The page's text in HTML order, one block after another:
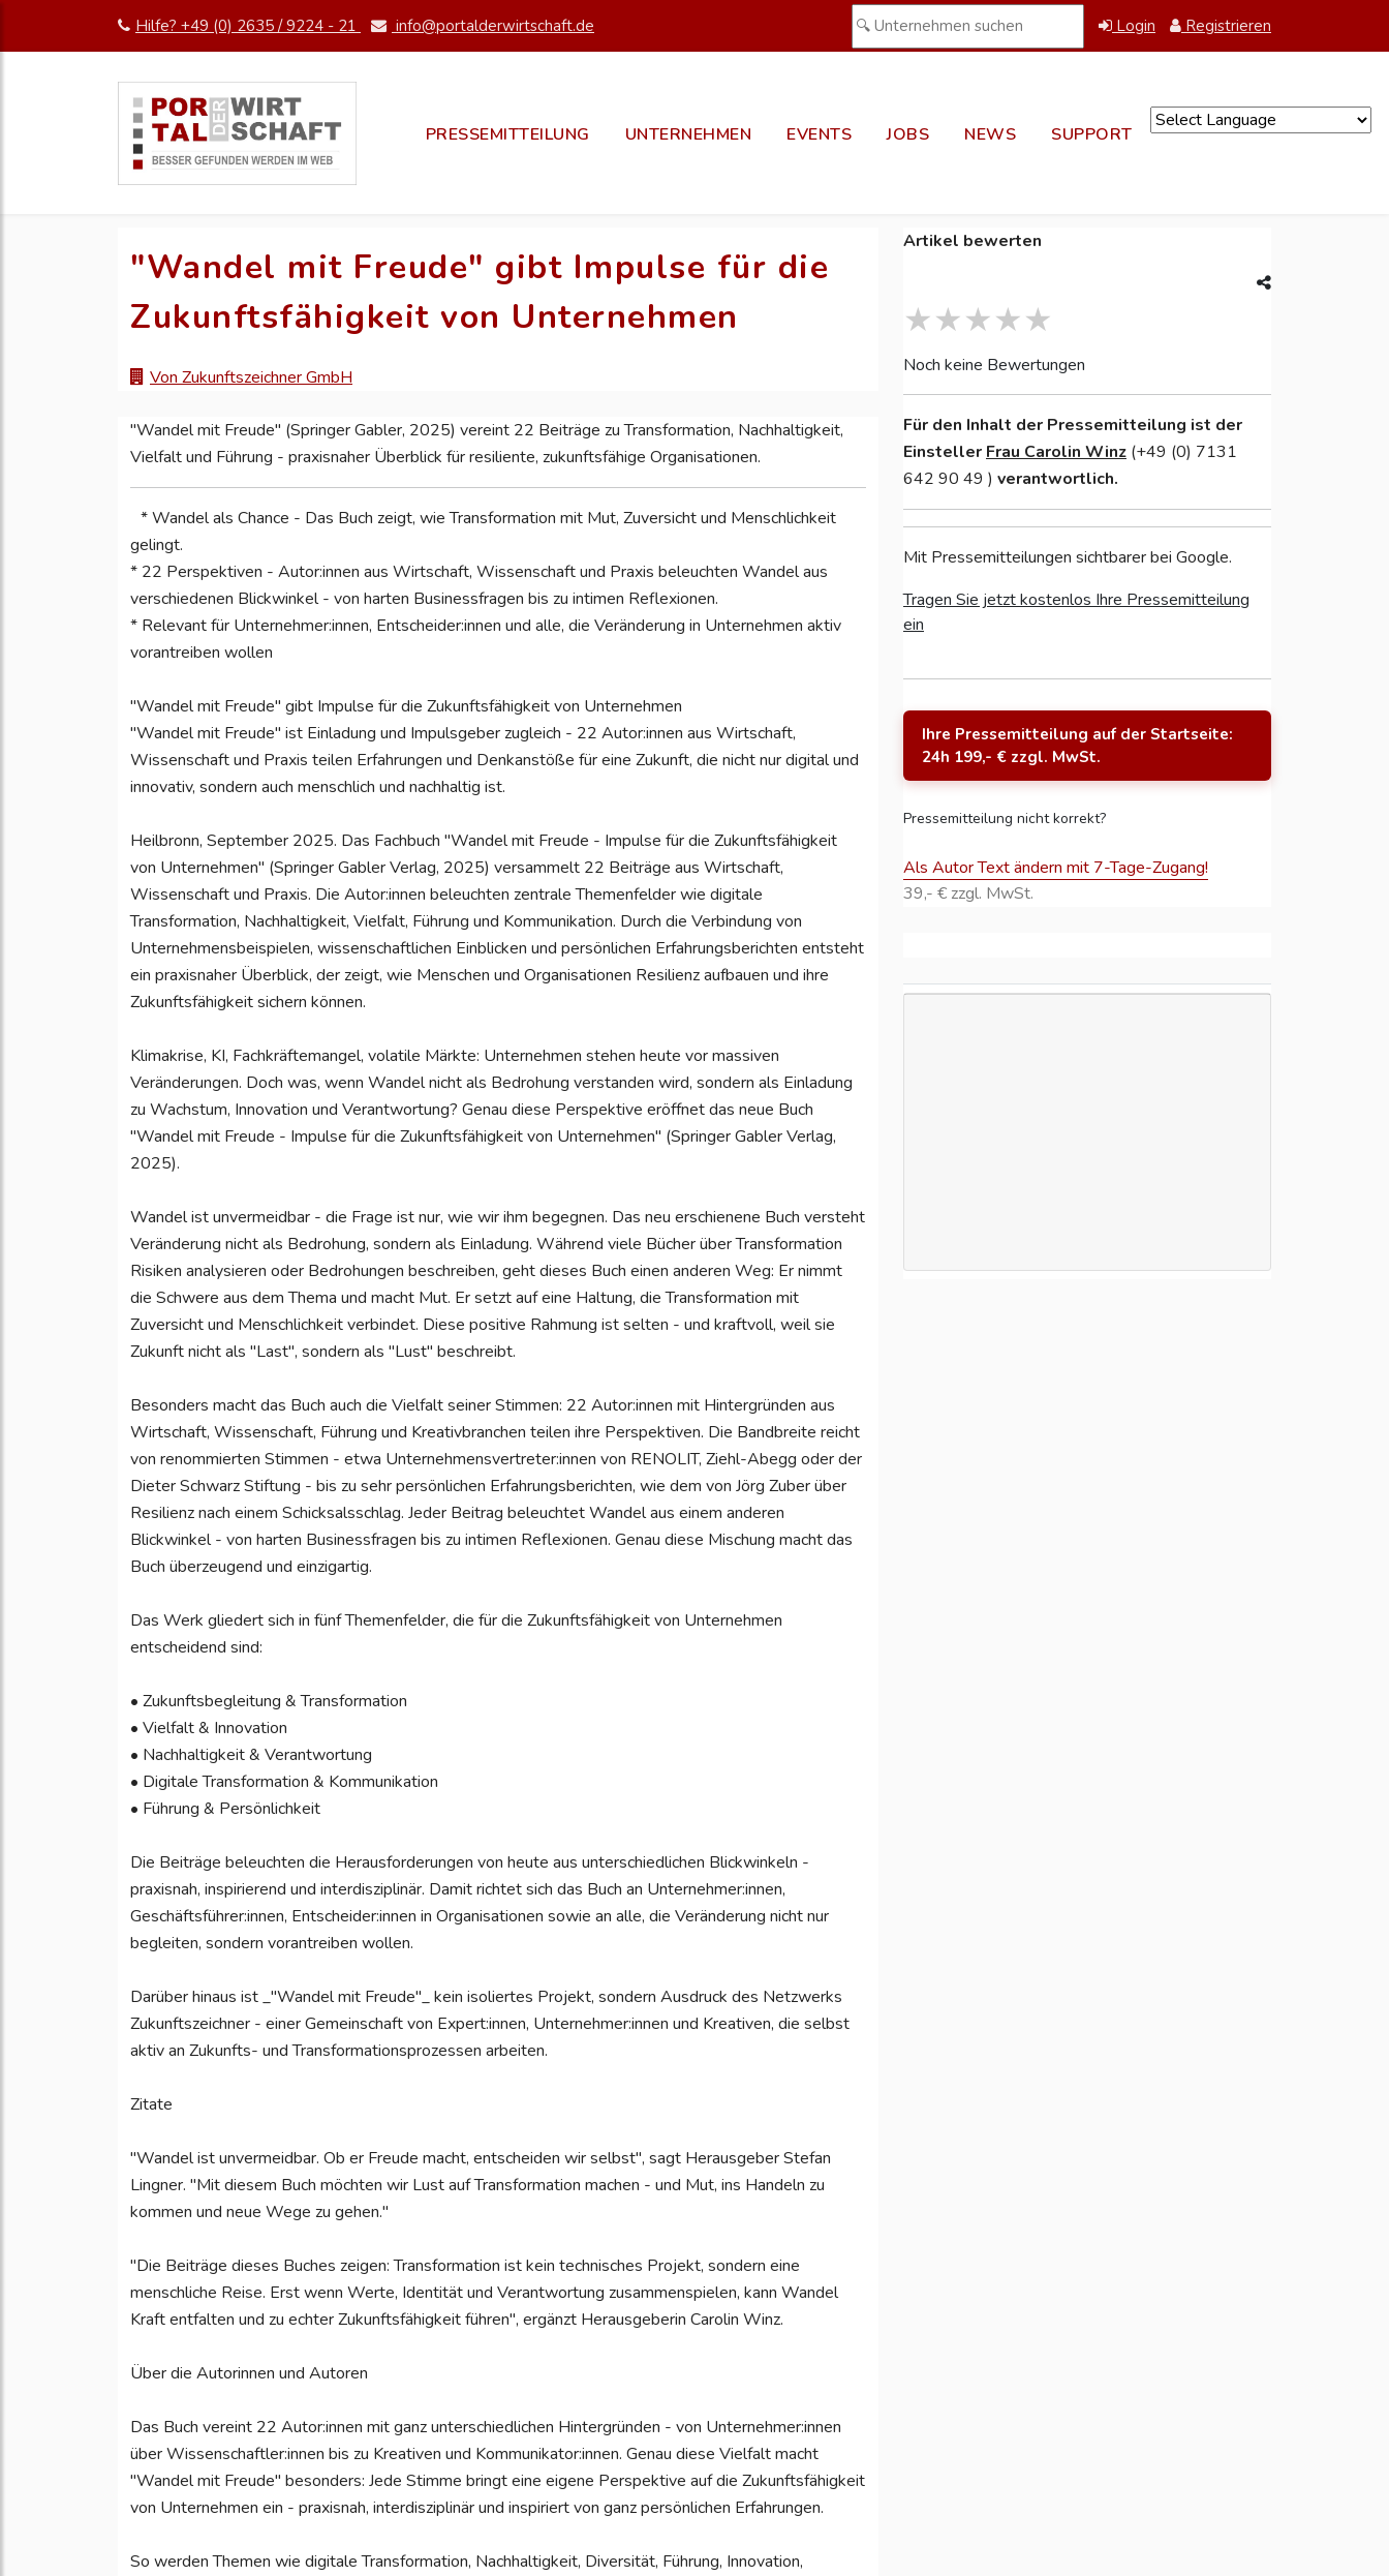
Hilfe? +49 (0) 2635 / 9224 - 21 info@portalderwirtschaft.de Login Registrieren
PRESSEMITTEILUNG UNTERNEHMEN EVENTS JOBS NEWS SUPPORT
"Wandel mit Freude" gibt Impulse für die
Zukunftsfähigkeit von Unternehmen
Von Zukunftszeichner GmbH
"Wandel mit Freude" (Springer Gabler, 2025) vereint 22 Beiträge zu Transformation, Nachhaltigkeit,
Vielfalt und Führung - praxisnaher Überblick für resiliente, zukunftsfähige Organisationen.
* Wandel als Chance - Das Buch zeigt, wie Transformation mit Mut, Zuversicht und Menschlichkeit
gelingt.
* 22 Perspektiven - Autor:innen aus Wirtschaft, Wissenschaft und Praxis beleuchten Wandel aus
verschiedenen Blickwinkel - von harten Businessfragen bis zu intimen Reflexionen.
* Relevant für Unternehmer:innen, Entscheider:innen und alle, die Veränderung in Unternehmen aktiv
vorantreiben wollen
"Wandel mit Freude" gibt Impulse für die Zukunftsfähigkeit von Unternehmen
"Wandel mit Freude" ist Einladung und Impulsgeber zugleich - 22 Autor:innen aus Wirtschaft,
Wissenschaft und Praxis teilen Erfahrungen und Denkanstöße für eine Zukunft, die nicht nur digital und
innovativ, sondern auch menschlich und nachhaltig ist.
Heilbronn, September 2025. Das Fachbuch "Wandel mit Freude - Impulse für die Zukunftsfähigkeit
von Unternehmen" (Springer Gabler Verlag, 2025) versammelt 22 Beiträge aus Wirtschaft,
Wissenschaft und Praxis. Die Autor:innen beleuchten zentrale Themenfelder wie digitale
Transformation, Nachhaltigkeit, Vielfalt, Führung und Kommunikation. Durch die Verbindung von
Unternehmensbeispielen, wissenschaftlichen Einblicken und persönlichen Erfahrungsberichten entsteht
ein praxisnaher Überblick, der zeigt, wie Menschen und Organisationen Resilienz aufbauen und ihre
Zukunftsfähigkeit sichern können.
Klimakrise, KI, Fachkräftemangel, volatile Märkte: Unternehmen stehen heute vor massiven
Veränderungen. Doch was, wenn Wandel nicht als Bedrohung verstanden wird, sondern als Einladung
zu Wachstum, Innovation und Verantwortung? Genau diese Perspektive eröffnet das neue Buch
"Wandel mit Freude - Impulse für die Zukunftsfähigkeit von Unternehmen" (Springer Gabler Verlag,
2025).
Wandel ist unvermeidbar - die Frage ist nur, wie wir ihm begegnen. Das neu erschienene Buch versteht
Veränderung nicht als Bedrohung, sondern als Einladung. Während viele Bücher über Transformation
Risiken analysieren oder Bedrohungen beschreiben, geht dieses Buch einen anderen Weg: Er nimmt
die Schwere aus dem Thema und macht Mut. Er setzt auf eine Haltung, die Transformation mit
Zuversicht und Menschlichkeit verbindet. Diese positive Rahmung ist selten - und kraftvoll, weil sie
Zukunft nicht als "Last", sondern als "Lust" beschreibt.
Besonders macht das Buch auch die Vielfalt seiner Stimmen: 22 Autor:innen mit Hintergründen aus
Wirtschaft, Wissenschaft, Führung und Kreativbranchen teilen ihre Perspektiven. Die Bandbreite reicht
von renommierten Stimmen - etwa Unternehmensvertreter:innen von RENOLIT, Ziehl-Abegg oder der
Dieter Schwarz Stiftung - bis zu sehr persönlichen Erfahrungsberichten, wie dem von Jörg Zuber über
Resilienz nach einem Schicksalsschlag. Jeder Beitrag beleuchtet Wandel aus einem anderen
Blickwinkel - von harten Businessfragen bis zu intimen Reflexionen. Genau diese Mischung macht das
Buch überzeugend und einzigartig.
Das Werk gliedert sich in fünf Themenfelder, die für die Zukunftsfähigkeit von Unternehmen
entscheidend sind:
• Zukunftsbegleitung & Transformation
• Vielfalt & Innovation
• Nachhaltigkeit & Verantwortung
• Digitale Transformation & Kommunikation
• Führung & Persönlichkeit
Die Beiträge beleuchten die Herausforderungen von heute aus unterschiedlichen Blickwinkeln -
praxisnah, inspirierend und interdisziplinär. Damit richtet sich das Buch an Unternehmer:innen,
Geschäftsführer:innen, Entscheider:innen in Organisationen sowie an alle, die Veränderung nicht nur
begleiten, sondern vorantreiben wollen.
Darüber hinaus ist _"Wandel mit Freude"_ kein isoliertes Projekt, sondern Ausdruck des Netzwerks
Zukunftszeichner - einer Gemeinschaft von Expert:innen, Unternehmer:innen und Kreativen, die selbst
aktiv an Zukunfts- und Transformationsprozessen arbeiten.
Zitate
"Wandel ist unvermeidbar. Ob er Freude macht, entscheiden wir selbst", sagt Herausgeber Stefan
Lingner. "Mit diesem Buch möchten wir Lust auf Transformation machen - und Mut, ins Handeln zu
kommen und neue Wege zu gehen."
"Die Beiträge dieses Buches zeigen: Transformation ist kein technisches Projekt, sondern eine
menschliche Reise. Erst wenn Werte, Identität und Verantwortung zusammenspielen, kann Wandel
Kraft entfalten und zu echter Zukunftsfähigkeit führen", ergänzt Herausgeberin Carolin Winz.
Über die Autorinnen und Autoren
Das Buch vereint 22 Autor:innen mit ganz unterschiedlichen Hintergründen - von Unternehmer:innen
über Wissenschaftler:innen bis zu Kreativen und Kommunikator:innen. Genau diese Vielfalt macht
"Wandel mit Freude" besonders: Jede Stimme bringt eine eigene Perspektive auf die Zukunftsfähigkeit
von Unternehmen ein - praxisnah, interdisziplinär und inspiriert von ganz persönlichen Erfahrungen.
So werden Themen wie digitale Transformation, Nachhaltigkeit, Diversität, Führung, Innovation,
Artikel bewerten
Noch keine Bewertungen
Für den Inhalt der Pressemitteilung ist der
Einsteller Frau Carolin Winz (+49 (0) 7131
642 90 49 ) verantwortlich.
Mit Pressemitteilungen sichtbarer bei Google.
Tragen Sie jetzt kostenlos Ihre Pressemitteilung
ein
Ihre Pressemitteilung auf der Startseite:
24h 199,- € zzgl. MwSt.
Pressemitteilung nicht korrekt?
Als Autor Text ändern mit 7-Tage-Zugang!
39,- € zzgl. MwSt.